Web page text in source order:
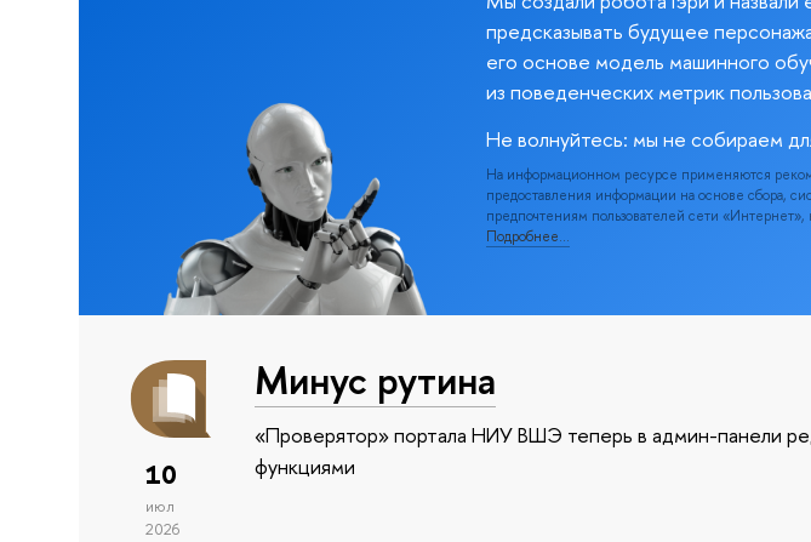
предсказывать будущее
его основе модель машинного
из поведенческих метрик
Не волнуйтесь: мы не собираем
На информационном ресурсе применяются
предоставления информации на основе сбора,
предпочтениям пользователей сети
Подробнее…
10
июл
2026
Минус рутина
«Проверятор» портала НИУ ВШЭ теперь в админ-панели
функциями